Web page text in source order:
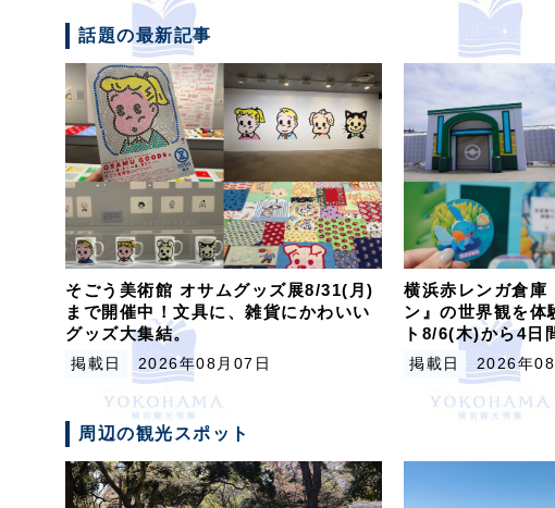
話題の最新記事
そごう美術館 オサムグッズ展8/31(月)
まで開催中！文具に、雑貨にかわいい
グッズ大集結。
掲載日 2026年08月07日
横浜赤レンガ倉庫
ン』の世界観を体
ト8/6(木)から4日
掲載日 2026年
周辺の観光スポット